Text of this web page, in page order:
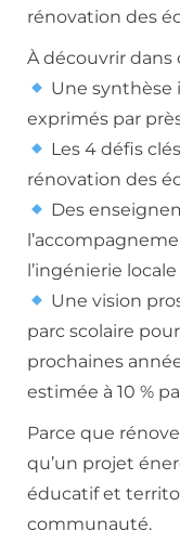
rénovation des
À découvrir dans
Une synthèse
exprimés par
Les 4 défis
rénovation des
Des
l’ingénierie locale
Une vision
parc scolaire
prochaines
estimée à 10 %
Parce que
qu’un projet
éducatif et
communauté.